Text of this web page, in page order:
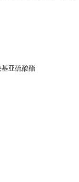
亚硫酸酯